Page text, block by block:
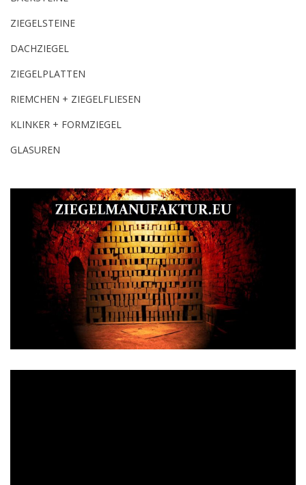
ZIEGELSTEINE
DACHZIEGEL
ZIEGELPLATTEN
RIEMCHEN + ZIEGELFLIESEN
KLINKER + FORMZIEGEL
GLASUREN